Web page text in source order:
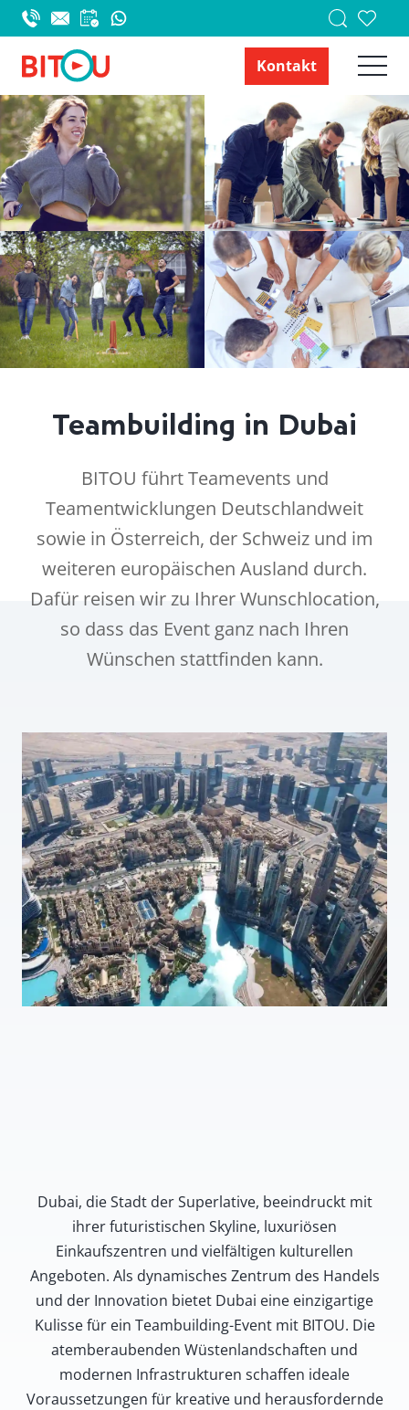
Kontakt
Teambuilding in Dubai
BITOU führt Teamevents und
Teamentwicklungen Deutschlandweit
sowie in Österreich, der Schweiz und im
weiteren europäischen Ausland durch.
Dafür reisen wir zu Ihrer Wunschlocation,
so dass das Event ganz nach Ihren
Wünschen stattfinden kann.
Dubai, die Stadt der Superlative, beeindruckt mit
ihrer futuristischen Skyline, luxuriösen
Einkaufszentren und vielfältigen kulturellen
Angeboten. Als dynamisches Zentrum des Handels
und der Innovation bietet Dubai eine einzigartige
Kulisse für ein Teambuilding-Event mit BITOU. Die
atemberaubenden Wüstenlandschaften und
modernen Infrastrukturen schaffen ideale
Voraussetzungen für kreative und herausfordernde